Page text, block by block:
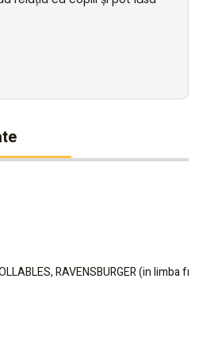
RAVENSBURGER (in limba